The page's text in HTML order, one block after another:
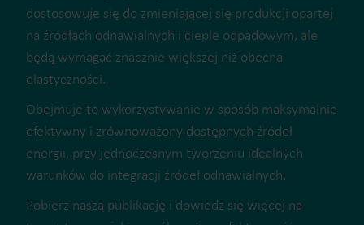
dostosowuje się do zmieniającej się produkcji opartej
na źródłach odnawialnych i cieple odpadowym, ale
będą wymagać znacznie większej niż obecna
elastyczności.
Obejmuje to wykorzystywanie w sposób maksymalnie
efektywny i zrównoważony dostępnych źródeł
energii, przy jednoczesnym tworzeniu idealnych
warunków do integracji źródeł odnawialnych.
Pobierz naszą publikację i dowiedz się więcej na